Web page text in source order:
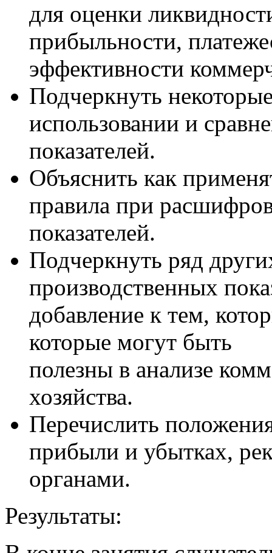
для оценки
прибыльности,
эффективности
Подчеркнуть
использовании и
показателей.
Объяснить как
правила при
показателей.
Подчеркнуть ряд
производственных
добавление к тем,
которые могут быть
полезны в анализе
хозяйства.
Перечислить
прибыли и убытках,
органами.
Результаты: